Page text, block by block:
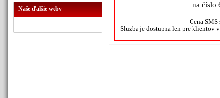
Naše ďalšie weby na číslo
Cena SMS
Sluzba je dostupna len pre klientov